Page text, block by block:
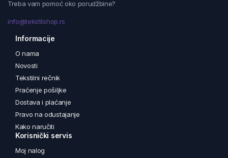
Treba vam pomoć oko porudžbine?
info@tekstilshop.rs
Informacije
O nama
Novosti
Tekstilni rečnik
Praćenje pošiljke
Dostava i plaćanje
Pravo na odustajanje
Kako naručiti
Korisnički servis
Moj nalog